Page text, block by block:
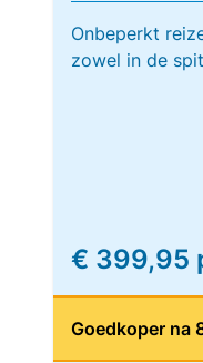
Onbeperkt
zowel in de
€ 399,95
Goedkoper na